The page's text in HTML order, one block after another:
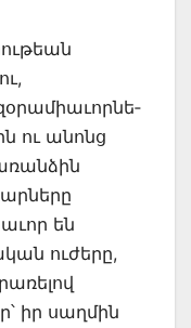
ու անոնց
են
ուժե­րը,
իր սաղմին